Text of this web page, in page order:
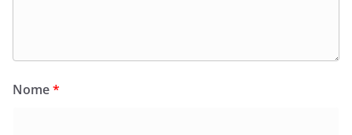
Nome*